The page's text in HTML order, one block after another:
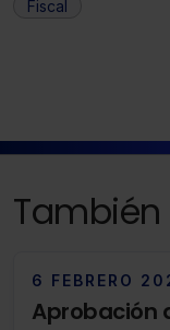
Fiscal
6 FEBRERO
Aprobación